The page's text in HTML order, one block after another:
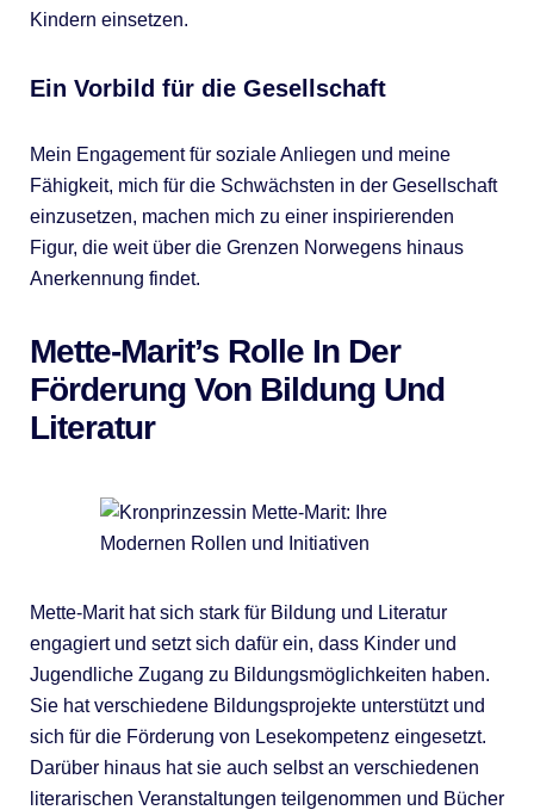
Kindern einsetzen.
Ein Vorbild für die Gesellschaft
Mein Engagement für soziale Anliegen und meine
Fähigkeit, mich für die Schwächsten in der Gesellschaft
einzusetzen, machen mich zu einer inspirierenden
Figur, die weit über die Grenzen Norwegens hinaus
Anerkennung findet.
Mette-Marit’s Rolle In Der
Förderung Von Bildung Und
Literatur
Mette-Marit hat sich stark für Bildung und Literatur
engagiert und setzt sich dafür ein, dass Kinder und
Jugendliche Zugang zu Bildungsmöglichkeiten haben.
Sie hat verschiedene Bildungsprojekte unterstützt und
sich für die Förderung von Lesekompetenz eingesetzt.
Darüber hinaus hat sie auch selbst an verschiedenen
literarischen Veranstaltungen teilgenommen und Bücher